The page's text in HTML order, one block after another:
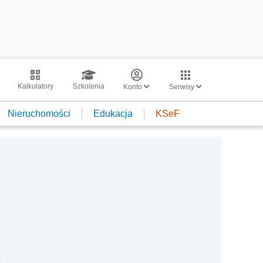
Kalkulatory Szkolenia Konto Serwisy
Nieruchomości Edukacja KSeF